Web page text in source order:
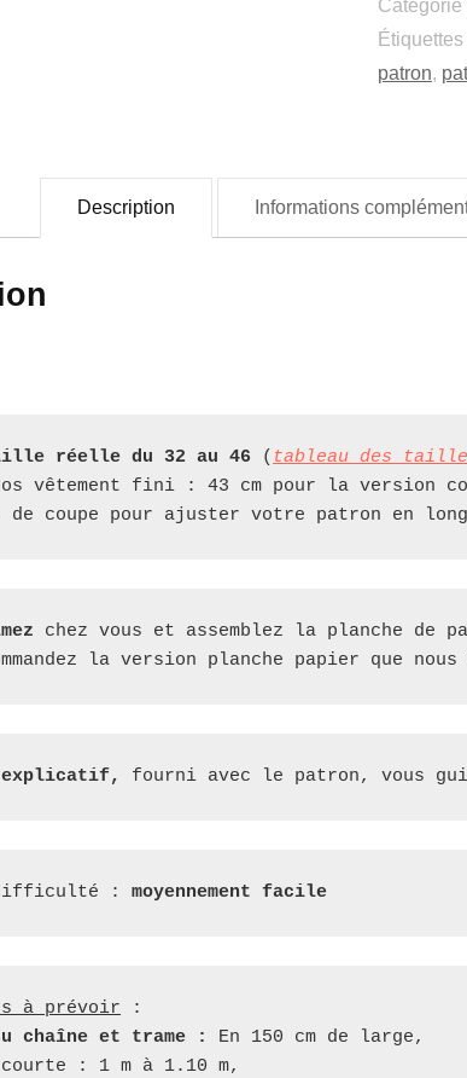
culotte
Catégorie
Étiquettes
patron,
Description Informations
réelle du 32 au 46 ( tableau des
vêtement fini : 43 cm pour la version
de coupe pour ajuster votre patron en
chez vous et assemblez la planche de
fourni avec le patron, vous
difficulté : moyennement facile
à prévoir :
chaîne et trame :
En 150 cm de large,
courte : 1 m à 1.10 m,